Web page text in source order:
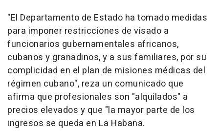
"El Departamento de Estado ha tomado medidas
para imponer restricciones de visado a
funcionarios gubernamentales africanos,
cubanos y granadinos, y a sus familiares, por su
complicidad en el plan de misiones médicas del
régimen cubano", reza un comunicado que
afirma que profesionales son "alquilados" a
precios elevados y que "la mayor parte de los
ingresos se queda en La Habana.